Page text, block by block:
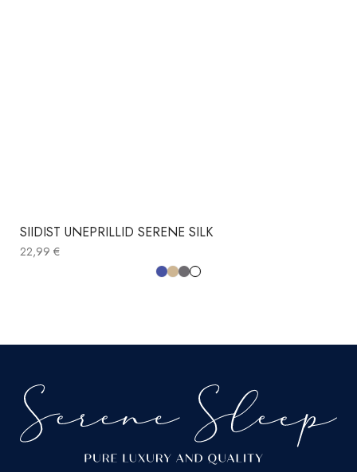
SIIDIST UNEPRILLID SERENE SILK
22,99 €